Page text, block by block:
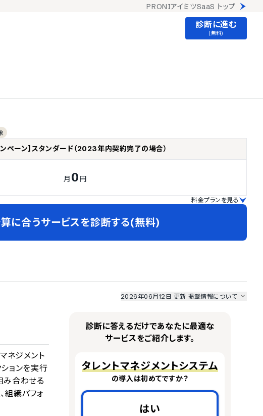
PRONIアイミツSaaS トップ
診断に進む
(無料)
ンペーン】スタンダード（2023年内契約完了の場合）
月 0円
料金プランを見る
に合うサービスを診断する(無料)
2026年06月12日 更新掲載情報について
一部
PRONIアイミツSaaS
のサービスデータを参照しています。
業界DX最強ナビ編集部 情報取得元
ネジメント
ョンを実行
み合わせる
組織パフォ
診断に答えるだけであなたに最適な
サービスをご紹介します。
タレントマネジメントシステム
の導入は初めてですか？
はい